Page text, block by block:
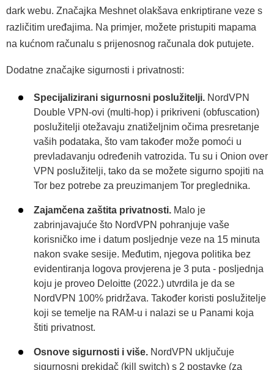
dark webu. Značajka Meshnet olakšava enkriptirane veze s
različitim uređajima. Na primjer, možete pristupiti mapama
na kućnom računalu s prijenosnog računala dok putujete.
Dodatne značajke sigurnosti i privatnosti:
Specijalizirani sigurnosni poslužitelji. NordVPN
Double VPN-ovi (multi-hop) i prikriveni (obfuscation)
poslužitelji otežavaju znatiželjnim očima presretanje
vaših podataka, što vam također može pomoći u
prevladavanju određenih vatrozida. Tu su i Onion over
VPN poslužitelji, tako da se možete sigurno spojiti na
Tor bez potrebe za preuzimanjem Tor preglednika.
Zajamčena zaštita privatnosti. Malo je
zabrinjavajuće što NordVPN pohranjuje vaše
korisničko ime i datum posljednje veze na 15 minuta
nakon svake sesije. Međutim, njegova politika bez
evidentiranja logova provjerena je 3 puta - posljednja
koju je proveo Deloitte (2022.) utvrdila je da se
NordVPN 100% pridržava. Također koristi poslužitelje
koji se temelje na RAM-u i nalazi se u Panami koja
štiti privatnost.
Osnove sigurnosti i više. NordVPN uključuje
sigurnosni prekidač (kill switch) s 2 postavke (za